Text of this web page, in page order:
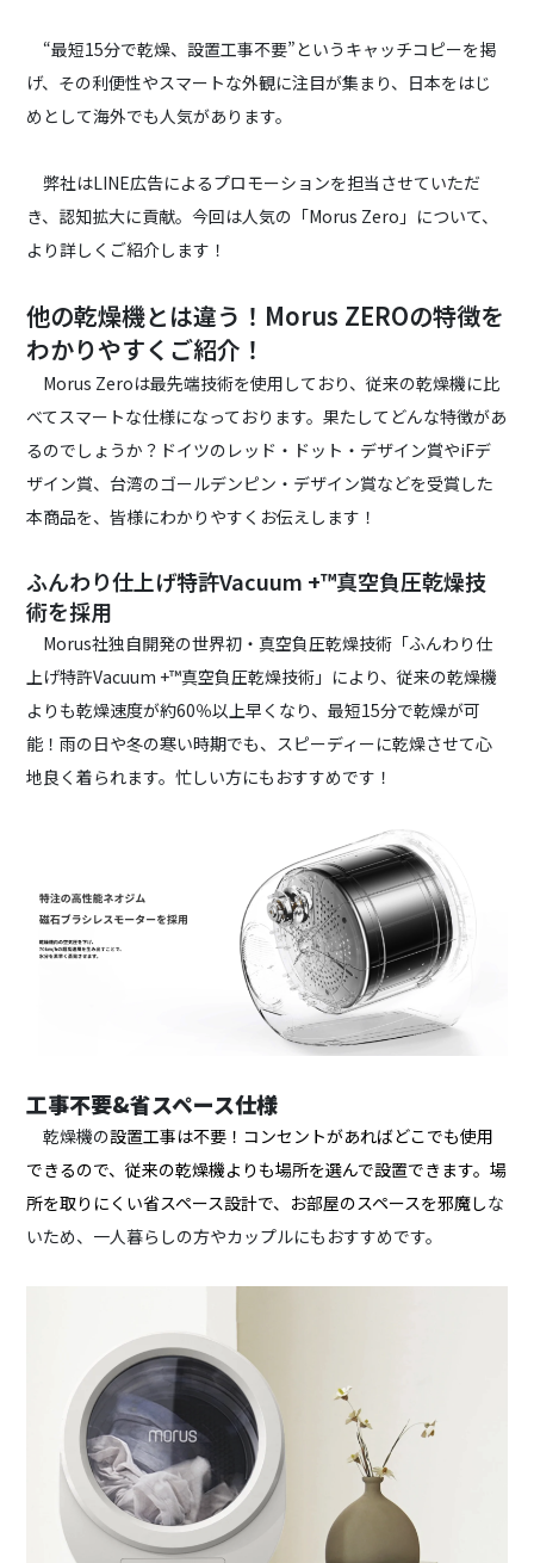
“最短15分で乾燥、設置工事不要”というキャッチコピーを掲
げ、その利便性やスマートな外観に注目が集まり、日本をはじ
めとして海外でも人気があります。
弊社はLINE広告によるプロモーションを担当させていただ
き、認知拡大に貢献。今回は人気の「Morus Zero」について、
より詳しくご紹介します！
他の乾燥機とは違う！Morus ZEROの特徴を
わかりやすくご紹介！
Morus Zeroは最先端技術を使用しており、従来の乾燥機に比
べてスマートな仕様になっております。果たしてどんな特徴があ
るのでしょうか？ドイツのレッド・ドット・デザイン賞やiFデ
ザイン賞、台湾のゴールデンピン・デザイン賞などを受賞した
本商品を、皆様にわかりやすくお伝えします！
ふんわり仕上げ特許Vacuum +™真空負圧乾燥技
術を採用
Morus社独自開発の世界初・真空負圧乾燥技術「ふんわり仕
上げ特許Vacuum +™真空負圧乾燥技術」により、従来の乾燥機
よりも乾燥速度が約60％以上早くなり、最短15分で乾燥が可
能！雨の日や冬の寒い時期でも、スピーディーに乾燥させて心
地良く着られます。忙しい方にもおすすめです！
工事不要&省スペース仕様
乾燥機の設置工事は不要！コンセントがあればどこでも使用
できるので、従来の乾燥機よりも場所を選んで設置できます。場
所を取りにくい省スペース設計で、お部屋のスペースを邪魔しな
いため、一人暮らしの方やカップルにもおすすめです。